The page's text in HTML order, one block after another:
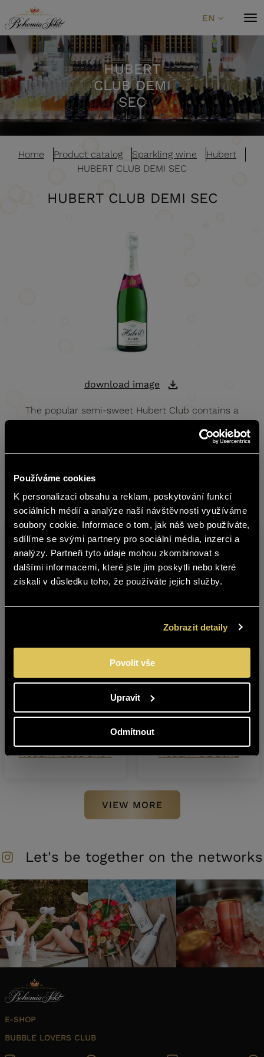
Používáme cookies
K personalizaci obsahu a reklam, poskytování funkcí
sociálních médií a analýze naší návštěvnosti využíváme
soubory cookie. Informace o tom, jak náš web používáte,
sdílíme se svými partnery pro sociální média, inzerci a
analýzy. Partneři tyto údaje mohou zkombinovat s
dalšími informacemi, které jste jim poskytli nebo které
získali v důsledku toho, že používáte jejich služby.
Zobrazit detaily
Povolit vše
Upravit
Odmítnout
Skip to content
EN
HUBERT
CLUB DEMI
SEC
Home Product catalog Sparkling wine
Hubert
HUBERT CLUB DEMI SEC
HUBERT CLUB DEMI SEC
download image
The popular semi-sweet Hubert Club contains a
the right proportion to make this sparkling wine a
delicious drink. It is characterised by a dynamic bubbling
recommended to serve it with dips and sweet sponge-
biscuit dishes.
Product
Warehouse
no.
HUBERT CLUB DEMI SEC 5021100
Other products from this brand
HUBERT CLUB BRUT HUBERT DE LUXE
VIEW MORE
Let's be together on the networks
E-SHOP
BUBBLE LOVERS CLUB
čeština
The content of BOHEMIA SEKT website
is not suitable for people under 18
years of age.
NO